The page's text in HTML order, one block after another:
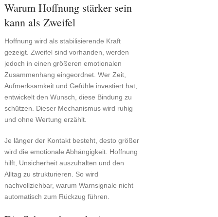
Warum Hoffnung stärker sein
kann als Zweifel
Hoffnung wird als stabilisierende Kraft
gezeigt. Zweifel sind vorhanden, werden
jedoch in einen größeren emotionalen
Zusammenhang eingeordnet. Wer Zeit,
Aufmerksamkeit und Gefühle investiert hat,
entwickelt den Wunsch, diese Bindung zu
schützen. Dieser Mechanismus wird ruhig
und ohne Wertung erzählt.
Je länger der Kontakt besteht, desto größer
wird die emotionale Abhängigkeit. Hoffnung
hilft, Unsicherheit auszuhalten und den
Alltag zu strukturieren. So wird
nachvollziehbar, warum Warnsignale nicht
automatisch zum Rückzug führen.